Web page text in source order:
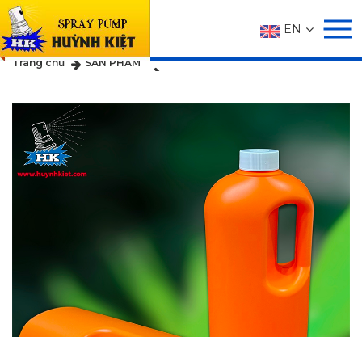
EN
SẢN PHẨM
Trang chủ SẢN PHẨM